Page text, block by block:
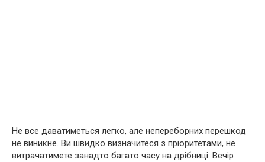
Не все даватиметься легко, але непереборних перешкод
не виникне. Ви швидко визначитеся з пріоритетами, не
витрачатимете занадто багато часу на дрібниці. Вечір